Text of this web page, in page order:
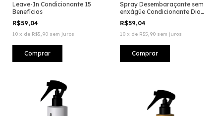
Leave-In Condicionante 15
Benefícios
R$59,04
10 x de R$5,90 sem juros
Spray Desembaraçante sem
enxágüe Condicionante Dia
Dia
R$59,04
10 x de R$5,90 sem juros